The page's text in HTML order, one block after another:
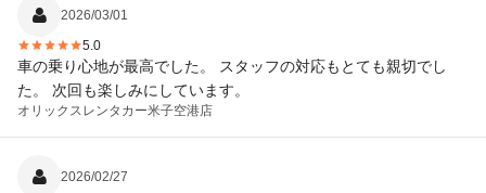
2026/03/01
5.0
車の乗り心地が最高でした。 スタッフの対応もとても親切でし
た。 次回も楽しみにしています。
オリックスレンタカー米子空港店
2026/02/27